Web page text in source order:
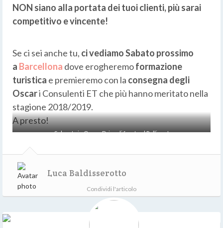
NON siano alla portata dei tuoi clienti, più sarai
competitivo e vincente!
Se ci sei anche tu, ci vediamo Sabato prossimo
a Barcellona dove erogheremoformazione
turistica e premieremo con la consegna degli
Oscari Consulenti ET che più hanno meritato nella
stagione 2018/2019.
A presto!
Sul prato in Ocean Drive di fronte al Pellican!
Luca Baldisserotto
Condividi l'articolo